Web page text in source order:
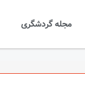
مجله گردشگری